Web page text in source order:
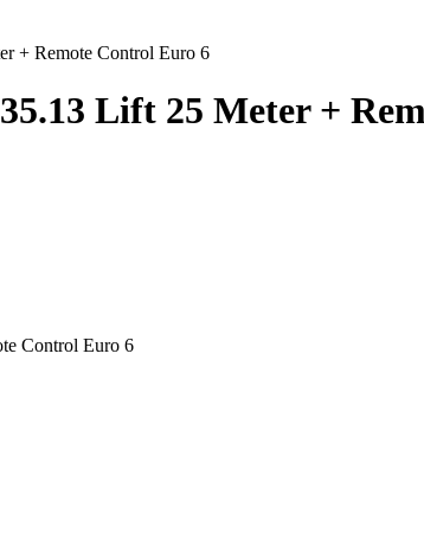
+ Remote Control Euro 6
Lift 25 Meter +
Control Euro 6